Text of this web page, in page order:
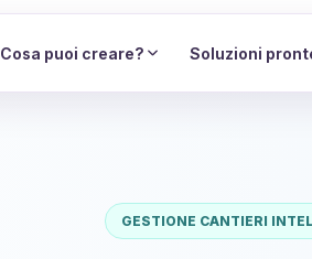
Cosa puoi creare? Soluzioni
GESTIONE CANTIERI